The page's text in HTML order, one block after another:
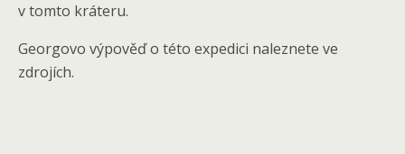
v tomto kráteru.
Georgovo výpověď o této expedici naleznete ve
zdrojích.